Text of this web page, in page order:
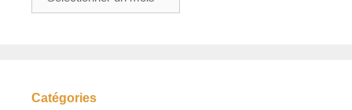
Catégories